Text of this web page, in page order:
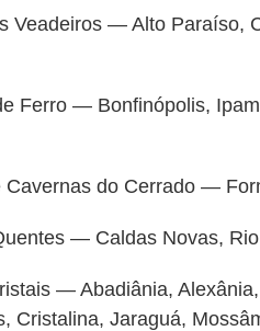
Veadeiros — Alto Paraíso,
Ferro — Bonfinópolis,
Cavernas do Cerrado —
— Caldas Novas,
— Abadiânia,
Cristalina, Jaraguá,